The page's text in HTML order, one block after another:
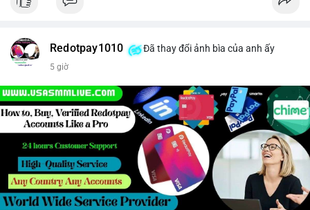
Redotpay1010 Đã thay đổi ảnh bìa của anh ấy
5 giờ